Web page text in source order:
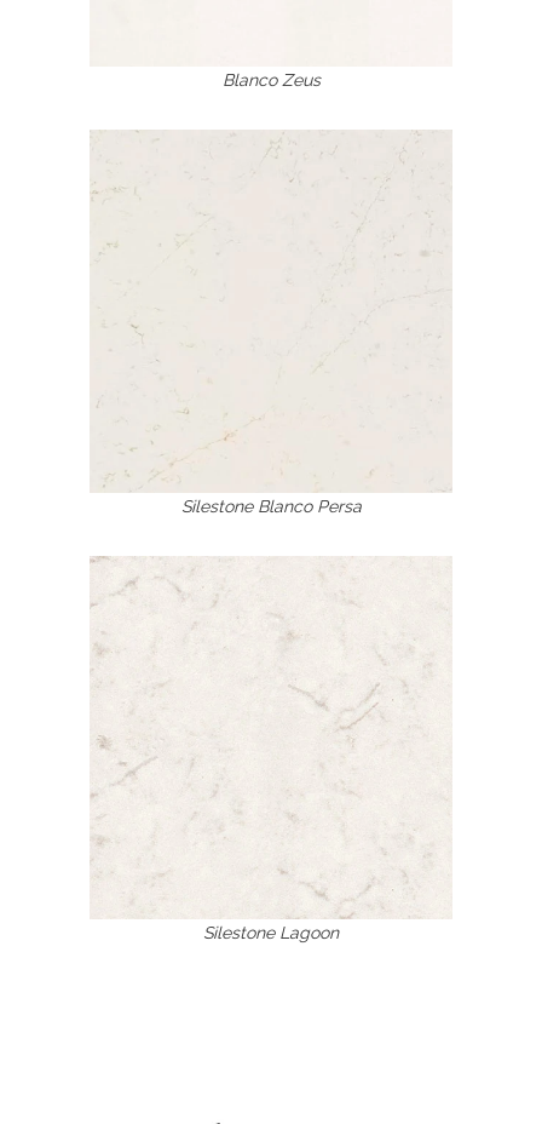
Blanco Zeus
Silestone Blanco Persa
Silestone Lagoon